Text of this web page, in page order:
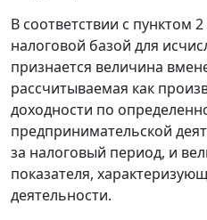
В соответствии с пунктом 2
налоговой базой для
признается величина
рассчитываемая как
доходности по
предпринимательской
за налоговый период, и
показателя,
деятельности.